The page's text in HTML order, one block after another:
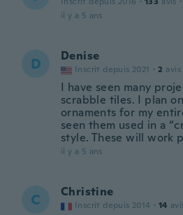
il y a 5 ans
D Denise
Inscrit depuis 2021 · 2 avis
I have seen many
scrabble tiles. I plan
ornaments for my
seen them used in a
style. These will work
il y a 5 ans
C Christine
Inscrit depuis 2014 · 14